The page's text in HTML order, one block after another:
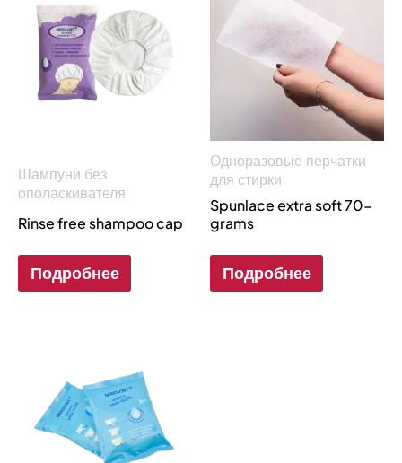
Шампуни без
ополаскивателя
Rinse free shampoo cap
Подробнее
Одноразовые перчатки
для стирки
Spunlace extra soft 70-
grams
Подробнее